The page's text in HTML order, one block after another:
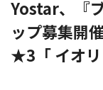
Yostar、『
ップ募集開
★3「 イオリ